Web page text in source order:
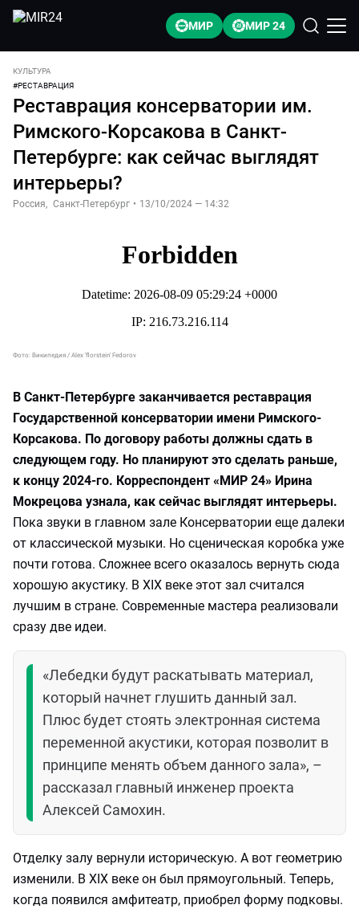
МИР МИР 24
КУЛЬТУРА
#РЕСТАВРАЦИЯ
Реставрация консерватории им.
Римского-Корсакова в Санкт-
Петербурге: как сейчас выглядят
интерьеры?
Россия, Санкт-Петербург • 13/10/2024 — 14:32
Фото: Википедия / Alex 'florstein' Fedorov
В Санкт-Петербурге заканчивается реставрация
Государственной консерватории имени Римского-
Корсакова. По договору работы должны сдать в
следующем году. Но планируют это сделать раньше,
к концу 2024-го. Корреспондент «МИР 24» Ирина
Мокрецова узнала, как сейчас выглядят интерьеры.
Пока звуки в главном зале Консерватории еще далеки
от классической музыки. Но сценическая коробка уже
почти готова. Сложнее всего оказалось вернуть сюда
хорошую акустику. В XIX веке этот зал считался
лучшим в стране. Современные мастера реализовали
сразу две идеи.
«Лебедки будут раскатывать материал,
который начнет глушить данный зал.
Плюс будет стоять электронная система
переменной акустики, которая позволит в
принципе менять объем данного зала», –
рассказал главный инженер проекта
Алексей Самохин.
Отделку залу вернули историческую. А вот геометрию
изменили. В XIX веке он был прямоугольный. Теперь,
когда появился амфитеатр, приобрел форму подковы.